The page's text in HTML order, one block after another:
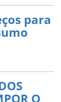
para
O